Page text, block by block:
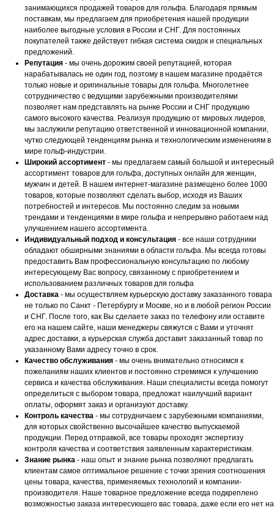
занимающихся продажей товаров для гольфа. Благодаря прямым
поставкам, мы предлагаем для приобретения нашей продукции
наиболее выгодные условия в России и СНГ. Для постоянных
покупателей также действует гибкая система скидок и специальных
предложений.
Репутация - мы очень дорожим своей репутацией, которая
нарабатывалась не один год, поэтому в нашем магазине продаётся
только новые и оригинальные товары для гольфа. Многолетнее
сотрудничество с ведущими зарубежными производителями
позволяет нам представлять на рынке России и СНГ продукцию
самого высокого качества. Реализуя продукцию от мировых лидеров,
мы заслужили репутацию ответственной и инновационной компании,
чутко следующей тенденциям рынка и технологическим изменениям в
мире гольф-индустрии.
Широкий ассортимент - мы предлагаем самый большой и интересный
ассортимент товаров для гольфа, доступных онлайн для женщин,
мужчин и детей. В нашем интернет-магазине размещено более 1000
товаров, которые позволяют сделать выбор, исходя из Ваших
потребностей и интересов. Мы постоянно следим за новыми
трендами и тенденциями в мире гольфа и непрерывно работаем над
улучшением нашего ассортимента.
Индивидуальный подход и консультация - все наши сотрудники
обладают обширными знаниями в области гольфа. Мы всегда готовы
предоставить Вам профессиональную консультацию по любому
интересующему Вас вопросу, связанному с приобретением и
использованием различных товаров для гольфа
Доставка - мы осуществляем курьерскую доставку заказанного товара
не только по Санкт - Петербургу и Москве, но и в любой регион России
и СНГ. После того, как Вы сделаете заказ по телефону или оставите
его на нашем сайте, наши менеджеры свяжутся с Вами и уточнят
адрес доставки, а курьерская служба доставит заказанный товар по
указанному Вами адресу точно в срок.
Качество обслуживания - мы очень внимательно относимся к
пожеланиям наших клиентов и постоянно стремимся к улучшению
сервиса и качества обслуживания. Наши специалисты всегда помогут
определиться с выбором товара, предложат наилучший вариант
оплаты, оформят заказ и организуют доставку.
Контроль качества - мы сотрудничаем с зарубежными компаниями,
для которых свойственно высочайшее качество выпускаемой
продукции. Перед отправкой, все товары проходят экспертизу
контроля качества и соответствия заявленным характеристикам.
Знание рынка - наш опыт и знание рынка позволяют предлагать
клиентам самое оптимальное решение с точки зрения соотношения
цены товара, качества, применяемых технологий и компании-
производителя. Наше товарное предложение всегда подкреплено
возможностью заказа интересующего вас товара, даже если его нет на